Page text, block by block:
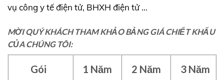
vụ công y tế điện tử, BHXH điện tử …
MỜI QUÝ KHÁCH THAM KHẢO BẢNG GIÁ CHIẾT KHẤU
CỦA CHÚNG TÔI:
Gói 1 Năm 2 Năm 3 Năm